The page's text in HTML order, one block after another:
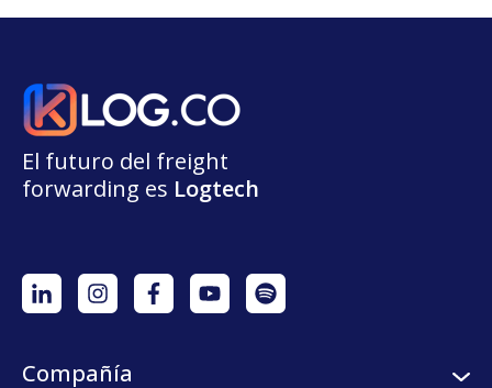
El futuro del freight
forwarding es Logtech
Compañía